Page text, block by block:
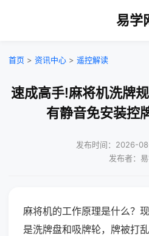
易学
首页 > 资讯中心 > 遥控解读
速成高手!麻将机洗牌
有静音免安装控
发布时间：2026-
发布者：
麻将机的工作原理是什么？
是洗牌盘和吸牌轮，牌被打